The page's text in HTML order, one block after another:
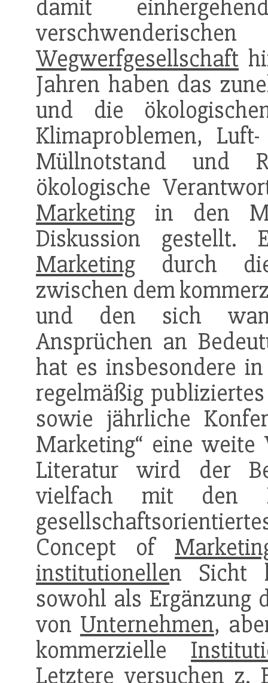
damit
Wegwerfgesellschaft
Jahren haben das
und die
Klimaproblemen,
Müllnotstand und
ökologische
Marketing in den
Diskussion gestellt.
Marketing durch
zwischen dem
und den sich
Ansprüchen an
hat es insbesondere
regelmäßig
sowie jährliche
Marketing“ eine weite
Literatur wird der
vielfach mit den
Concept of
institutionellen Sicht
sowohl als Ergänzung
von Unternehmen,
kommerzielle
Letztere versuchen z.